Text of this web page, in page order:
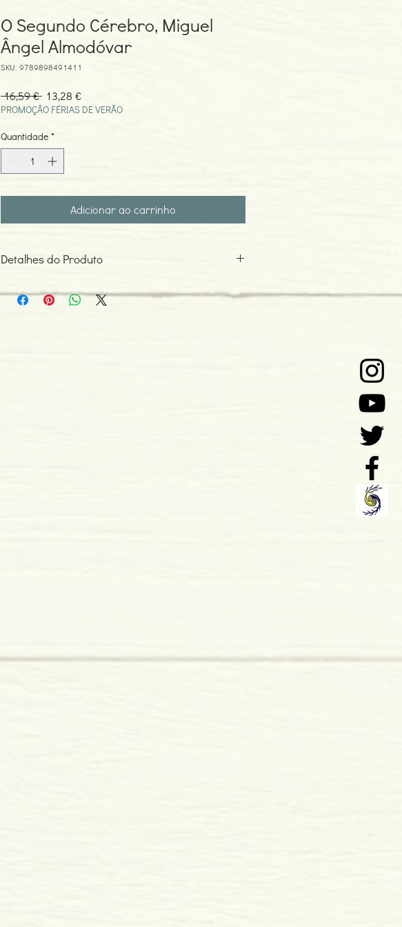
O Segundo Cérebro, Miguel
Ângel Almodóvar
SKU: 9789898491411
16,59 € Preço
normal
13,28 €Preço
promocional
PROMOÇÃO FÉRIAS DE VERÃO
Quantidade *
Adicionar ao carrinho
Detalhes do Produto
Edição ou reimpressão: 04-2015